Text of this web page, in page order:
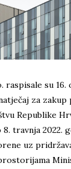
su 16.
za zakup
Republike
travnja 2022.
uz